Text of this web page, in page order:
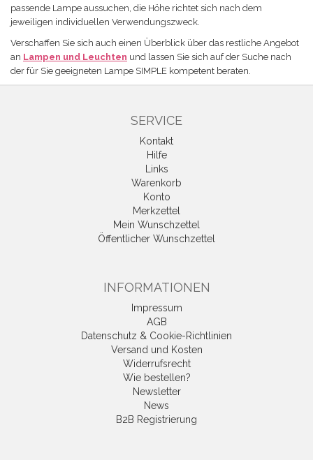
passende Lampe aussuchen, die Höhe richtet sich nach dem
jeweiligen individuellen Verwendungszweck.
Verschaffen Sie sich auch einen Überblick über das restliche Angebot
an Lampen und Leuchten und lassen Sie sich auf der Suche nach
der für Sie geeigneten Lampe SIMPLE kompetent beraten.
SERVICE
Kontakt
Hilfe
Links
Warenkorb
Konto
Merkzettel
Mein Wunschzettel
Öffentlicher Wunschzettel
INFORMATIONEN
Impressum
AGB
Datenschutz & Cookie-Richtlinien
Versand und Kosten
Widerrufsrecht
Wie bestellen?
Newsletter
News
B2B Registrierung